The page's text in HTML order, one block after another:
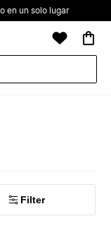
en un solo lugar
Filter